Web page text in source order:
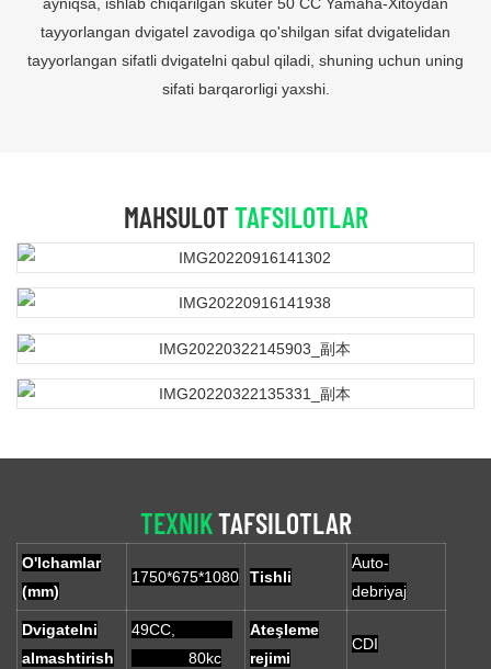
ayniqsa, ishlab chiqarilgan skuter 50 CC Yamaha-Xitoydan
tayyorlangan dvigatel zavodiga qo'shilgan sifat dvigatelidan
tayyorlangan sifatli dvigatelni qabul qiladi, shuning uchun uning
sifati barqarorligi yaxshi.
MAHSULOTTAFSILOTLAR
TEXNIKTAFSILOTLAR
O'lchamlar
(mm)
1750*675*1080 Tishli
Auto-
debriyaj
Dvigatelni
almashtirish
49CC,
80kc
Ateşleme
rejimi
CDI